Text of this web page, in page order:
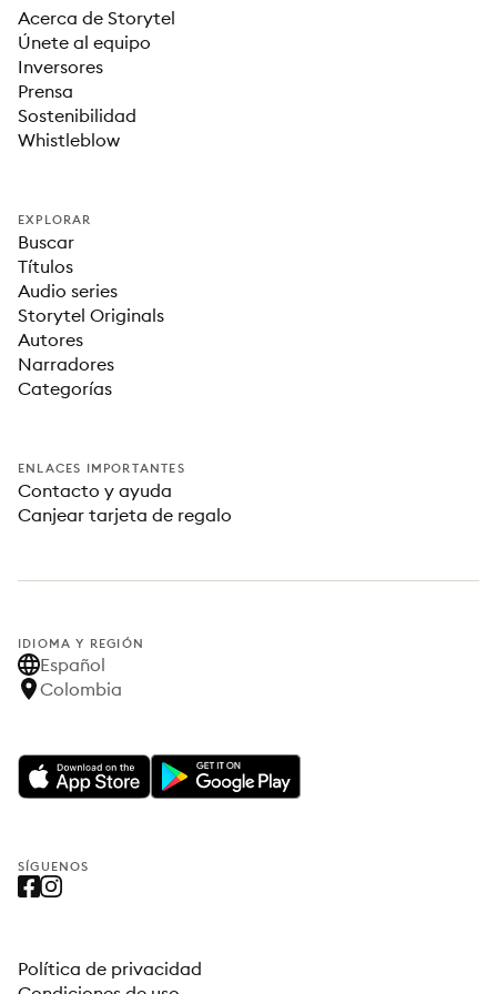
Acerca de Storytel
Únete al equipo
Inversores
Prensa
Sostenibilidad
Whistleblow
EXPLORAR
Buscar
Títulos
Audio series
Storytel Originals
Autores
Narradores
Categorías
ENLACES IMPORTANTES
Contacto y ayuda
Canjear tarjeta de regalo
IDIOMA Y REGIÓN
Español
Colombia
SÍGUENOS
Política de privacidad